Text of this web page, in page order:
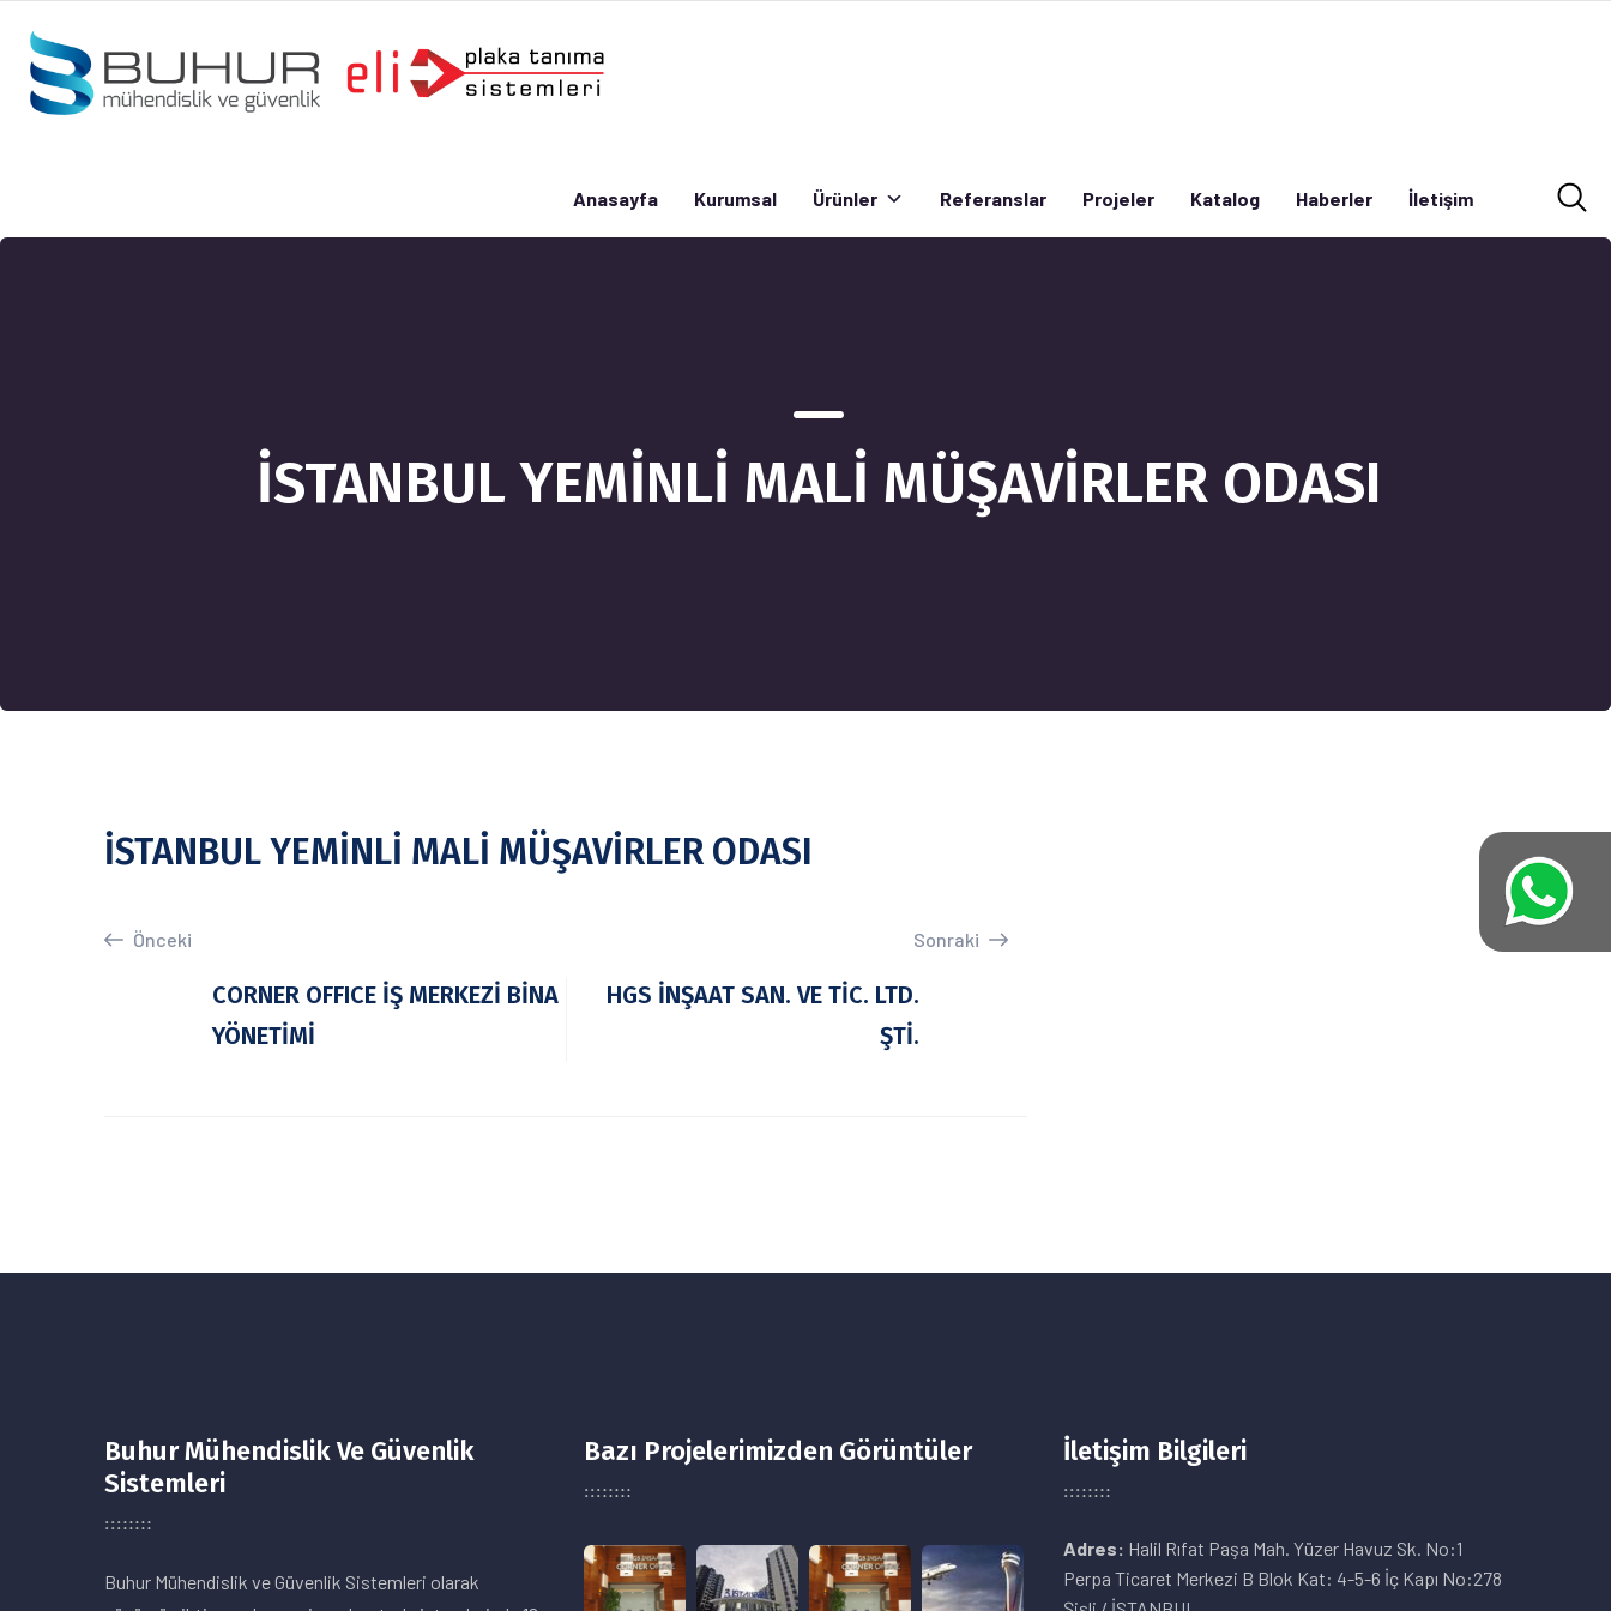
Anasayfa Kurumsal Ürünler Referanslar Projeler Katalog Haberler İletişim
Anasayfa
İSTANBUL YEMİNLİ MALİ MÜŞAVİRLER ODASI
İSTANBUL YEMİNLİ MALİ MÜŞAVİRLER ODASI
Önceki
CORNER OFFICE İŞ MERKEZİ BİNA
YÖNETİMİ
Sonraki
HGS İNŞAAT SAN. VE TİC. LTD.
ŞTİ.
Buhur Mühendislik Ve Güvenlik
Sistemleri
Buhur Mühendislik ve Güvenlik Sistemleri olarak
Bazı Projelerimizden Görüntüler İletişim Bilgileri
Adres: Halil Rıfat Paşa Mah. Yüzer Havuz Sk. No:1
Perpa Ticaret Merkezi B Blok Kat: 4-5-6 İç Kapı No:278